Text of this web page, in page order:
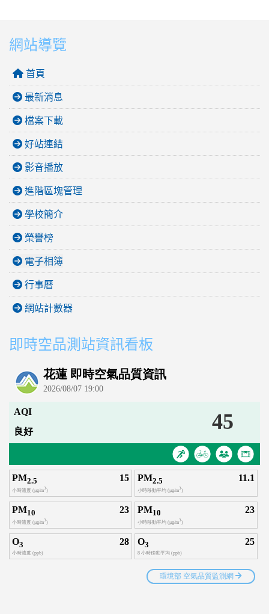
網站導覽
首頁
最新消息
檔案下載
好站連結
影音播放
進階區塊管理
學校簡介
榮譽榜
電子相簿
行事曆
網站計數器
即時空品測站資訊看板